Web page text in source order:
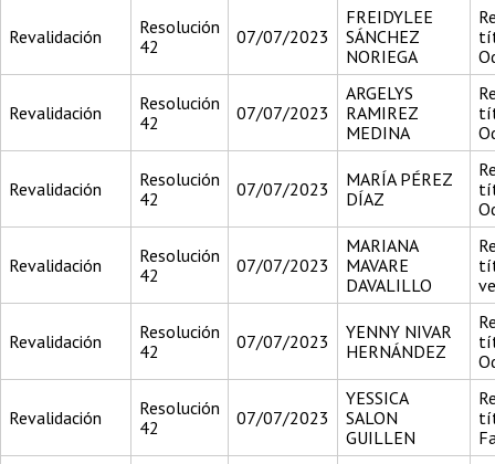
Revalidación
Resolución
42
07/07/2023
FREIDYLEE
SÁNCHEZ
NORIEGA
Revalidación
Resolución
42
07/07/2023
ARGELYS
RAMIREZ
MEDINA
Revalidación
Resolución
42
07/07/2023
MARÍA PÉREZ
DÍAZ
Revalidación
Resolución
42
07/07/2023
MARIANA
MAVARE
DAVALILLO
Revalidación
Resolución
42
07/07/2023
YENNY NIVAR
HERNÁNDEZ
Revalidación
Resolución
42
07/07/2023
YESSICA
SALON
GUILLEN